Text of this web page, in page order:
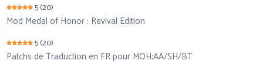
5(20)
Mod Medal of Honor : Revival Edition
5(20)
Patchs de Traduction en FR pour MOH:AA/SH/BT